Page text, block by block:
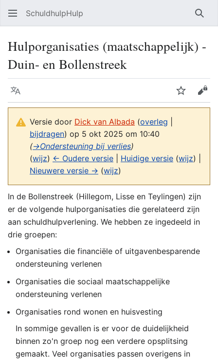
SchuldhulpHulp
Hulporganisaties (maatschappelijk) -
Duin- en Bollenstreek
Taal Volgen
Versie door Dick van Albada (overleg
bijdragen) op 5 okt 2025 om 10:40
(→Ondersteuning bij verlies)
(wijz) ← Oudere versie Huidige versie (wijz) |
Nieuwere versie → (wijz)
In de Bollenstreek (Hillegom, Lisse en Teylingen) zijn
er de volgende hulporganisaties die gerelateerd zijn
aan schuldhulpverlening. We hebben ze ingedeeld in
drie groepen:
Organisaties die financiële of uitgavenbesparende
ondersteuning verlenen
Organisaties die sociaal maatschappelijke
ondersteuning verlenen
Organisaties rond wonen en huisvesting
In sommige gevallen is er voor de duidelijkheid
binnen zo'n groep nog een verdere opsplitsing
gemaakt. Veel organisaties passen overigens in